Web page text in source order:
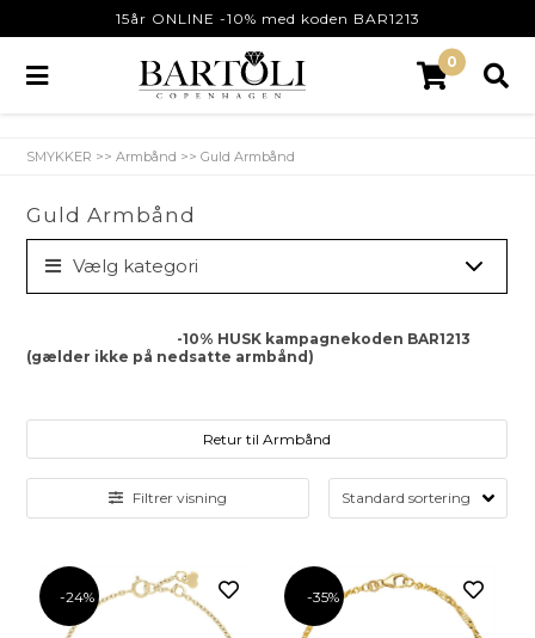
15år ONLINE -10% med koden BAR1213
0
SMYKKER >>Armbånd >>Guld Armbånd
Guld Armbånd
Vælg kategori
-10% HUSK kampagnekoden BAR1213
(gælder ikke på nedsatte armbånd)
Filtrer visning
Retur til Armbånd
-24% -35%